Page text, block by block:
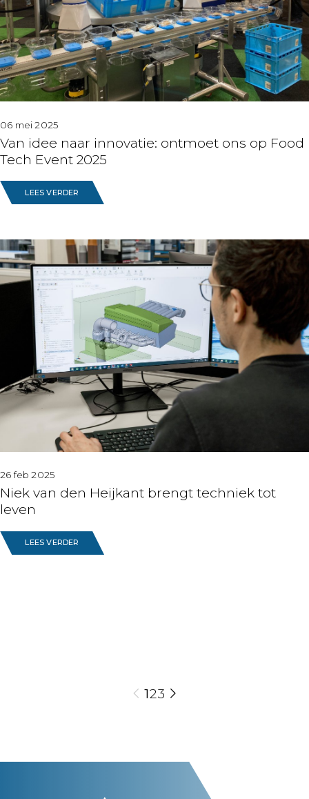
06 mei 2025
Van idee naar innovatie: ontmoet ons op Food
Tech Event 2025
LEES VERDER
26 feb 2025
Niek van den Heijkant brengt techniek tot
leven
LEES VERDER
123